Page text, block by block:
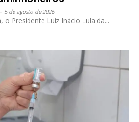
5 de agosto de 2026
o Presidente Luiz Inácio Lula da...